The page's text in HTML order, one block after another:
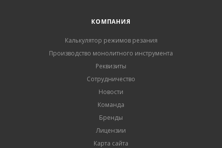
КОМПАНИЯ
Калькулятор режимов резания
Производство монолитного инструмента
Реквизиты
Сотрудничество
Новости
Команда
Бренды
Лицензии
Карта сайта